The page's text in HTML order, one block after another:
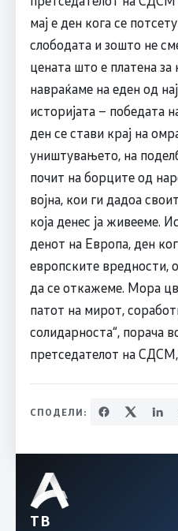
мај е ден кога се
слободата и зошто не
цената што е платена за
навраќаме на еден од
историјата – победата
ден се стави крај на
уништувањето, на
почит на борците од
војна, кои ги дадоа
која денес ја живееме.
денот на Европа, ден
европските вредности,
да се откажеме. Мора
патот на мирот,
солидарноста“, порача
претседателот на
СПОДЕЛИ:
ТВ